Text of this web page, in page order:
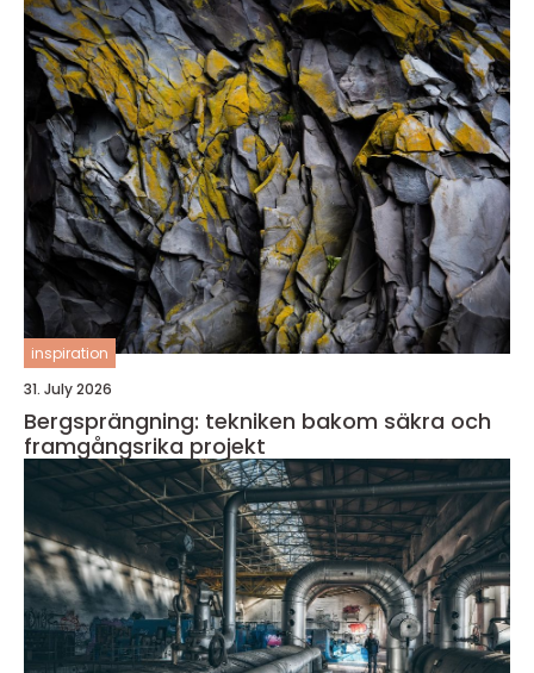
inspiration
31. July 2026
Bergsprängning: tekniken bakom säkra och
framgångsrika projekt